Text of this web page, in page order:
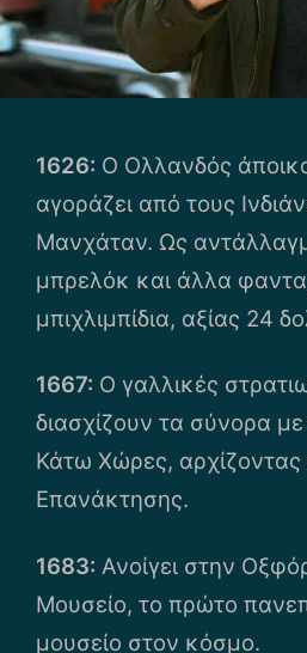
1626: Ο Ολλανδός
αγοράζει από τους
Μανχάταν. Ως
μπρελόκ και άλλα
μπιχλιμπίδια, αξίας 24
1667: Ο γαλλικές
διασχίζουν τα σύνορα με
Κάτω Χώρες, αρχίζοντας
Επανάκτησης.
1683: Ανοίγει στην
Μουσείο, το πρώτο
μουσείο στον κόσμο.